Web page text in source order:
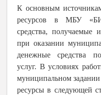
К основным
ресурсов в МБУ
средства, получаемые
при оказании
денежные средства
услуг. В условиях
муниципальном
ресурсы в следующей